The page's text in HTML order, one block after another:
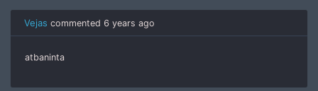
Vejas commented 6 years ago
atbaninta